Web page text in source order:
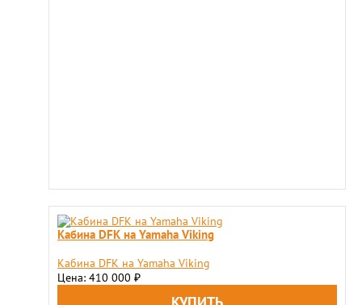
Кабина DFK на Yamaha Viking
Кабина DFK на Yamaha Viking
Цена: 410 000 ₽